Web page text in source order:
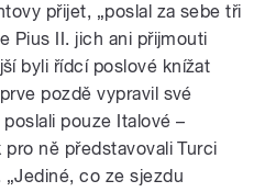
přijet, „poslal za sebe tři
Pius II. jich ani přijmouti
byli řídcí poslové knížat
pozdě vypravil své
pouze Italové –
ně představovali Turci
co ze sjezdu